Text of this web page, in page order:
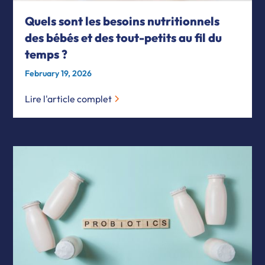
Quels sont les besoins nutritionnels
des bébés et des tout-petits au fil du
temps ?
February 19, 2026
Lire l'article complet